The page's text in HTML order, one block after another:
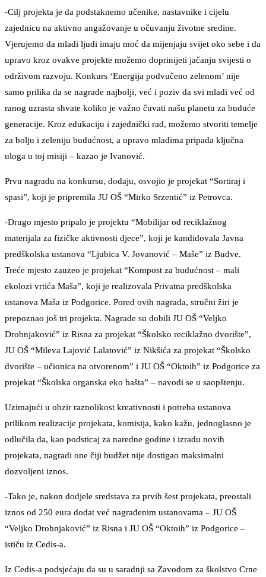
-Cilj projekta je da podstaknemo učenike, nastavnike i cijelu
zajednicu na aktivno angažovanje u očuvanju životne sredine.
Vjerujemo da mladi ljudi imaju moć da mijenjaju svijet oko sebe i da
upravo kroz ovakve projekte možemo doprinijeti jačanju svijesti o
održivom razvoju. Konkurs ‘Energija podvučeno zelenom’ nije
samo prilika da se nagrade najbolji, već i poziv da svi mladi već od
ranog uzrasta shvate koliko je važno čuvati našu planetu za buduće
generacije. Kroz edukaciju i zajednički rad, možemo stvoriti temelje
za bolju i zeleniju budućnost, a upravo mladima pripada ključna
uloga u toj misiji – kazao je Ivanović.
Prvu nagradu na konkursu, dodaju, osvojio je projekat “Sortiraj i
spasi”, koji je pripremila JU OŠ “Mirko Srzentić” iz Petrovca.
-Drugo mjesto pripalo je projektu “Mobilijar od reciklažnog
materijala za fizičke aktivnosti djece”, koji je kandidovala Javna
predškolska ustanova “Ljubica V. Jovanović – Maše” iz Budve.
Treće mjesto zauzeo je projekat “Kompost za budućnost – mali
ekolozi vrtića Maša”, koji je realizovala Privatna predškolska
ustanova Maša iz Podgorice. Pored ovih nagrada, stručni žiri je
prepoznao još tri projekta. Nagrade su dobili JU OŠ “Veljko
Drobnjaković” iz Risna za projekat “Školsko reciklažno dvorište”,
JU OŠ “Mileva Lajović Lalatović” iz Nikšića za projekat “Školsko
dvorište – učionica na otvorenom” i JU OŠ “Oktoih” iz Podgorice za
projekat “Školska organska eko bašta” – navodi se u saopštenju.
Uzimajući u obzir raznolikost kreativnosti i potreba ustanova
prilikom realizacije projekata, komisija, kako kažu, jednoglasno je
odlučila da, kao podsticaj za naredne godine i izradu novih
projekata, nagradi one čiji budžet nije dostigao maksimalni
dozvoljeni iznos.
-Tako je, nakon dodjele sredstava za prvih šest projekata, preostali
iznos od 250 eura dodat već nagrađenim ustanovama – JU OŠ
“Veljko Drobnjaković” iz Risna i JU OŠ “Oktoih” iz Podgorice –
ističu iz Cedis-a.
Iz Cedis-a podsjećaju da su u saradnji sa Zavodom za školstvo Crne